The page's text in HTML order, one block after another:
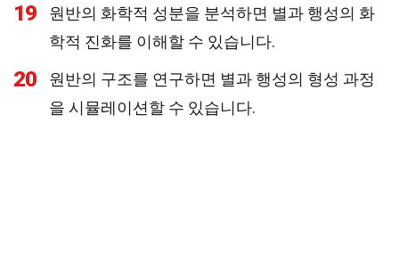
19
원반의 화학적 성분을 분석하면 별과 행성의 화
학적 진화를 이해할 수 있습니다.
20
원반의 구조를 연구하면 별과 행성의 형성 과정
을 시뮬레이션할 수 있습니다.